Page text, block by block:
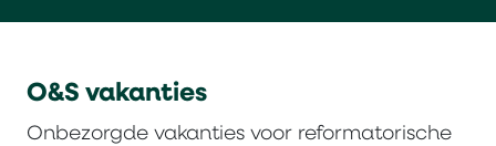
O&S vakanties
Onbezorgde vakanties voor reformatorische